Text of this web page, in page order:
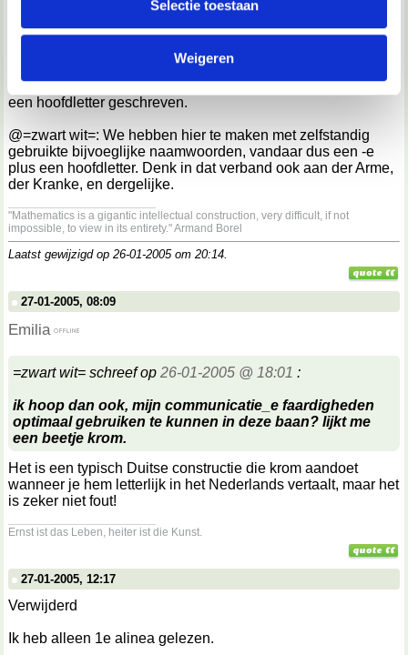
partners kunnen deze gegevens combineren met andere
informatie die je aan ze hebt verstrekt of die ze hebben
verzameld op basis van jouw gebruik van hun services.
We werken samen met67 derden
Selectie toestaan
Weigeren
Vergelijk het maar met de uitdrukkingen het Duits, het Frans,
en dergelijke, in het Nederlands. Duits en Frans zijn in dit
geval ook zelfstandige naamwoorden, en zoals je weet
worden zelfstandige naamwoorden in het Duits altijd met
een hoofdletter geschreven.
@=zwart wit=: We hebben hier te maken met zelfstandig
gebruikte bijvoeglijke naamwoorden, vandaar dus een -e
plus een hoofdletter. Denk in dat verband ook aan der Arme,
der Kranke, en dergelijke.
"Mathematics is a gigantic intellectual construction, very difficult, if not
impossible, to view in its entirety." Armand Borel
Laatst gewijzigd op 26-01-2005 om 20:14.
27-01-2005, 08:09
Emilia
=zwart wit= schreef op 26-01-2005 @ 18:01 :
ik hoop dan ook, mijn communicatie_e faardigheden
optimaal gebruiken te kunnen in deze baan? lijkt me
een beetje krom.
Het is een typisch Duitse constructie die krom aandoet
wanneer je hem letterlijk in het Nederlands vertaalt, maar het
is zeker niet fout!
Ernst ist das Leben, heiter ist die Kunst.
27-01-2005, 12:17
Verwijderd
Ik heb alleen 1e alinea gelezen.